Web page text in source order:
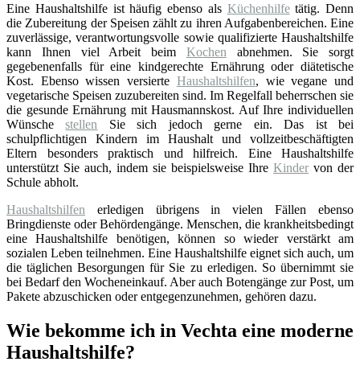
Eine Haushaltshilfe ist häufig ebenso als Küchenhilfetätig. Denn
die Zubereitung der Speisen zählt zu ihren Aufgabenbereichen. Eine
zuverlässige, verantwortungsvolle sowie qualifizierte Haushaltshilfe
kann Ihnen viel Arbeit beim Kochen abnehmen. Sie sorgt
gegebenenfalls für eine kindgerechte Ernährung oder diätetische
Kost. Ebenso wissen versierte Haushaltshilfen, wie vegane und
vegetarische Speisen zuzubereiten sind. Im Regelfall beherrschen sie
die gesunde Ernährung mit Hausmannskost. Auf Ihre individuellen
Wünschestellen Sie sich jedoch gerne ein. Das ist bei
schulpflichtigen Kindern im Haushalt und vollzeitbeschäftigten
Eltern besonders praktisch und hilfreich. Eine Haushaltshilfe
unterstützt Sie auch, indem sie beispielsweise Ihre Kinder von der
Schule abholt.
Haushaltshilfen erledigen übrigens in vielen Fällen ebenso
Bringdienste oder Behördengänge. Menschen, die krankheitsbedingt
eine Haushaltshilfe benötigen, können so wieder verstärkt am
sozialen Leben teilnehmen. Eine Haushaltshilfe eignet sich auch, um
die täglichen Besorgungen für Sie zu erledigen. So übernimmt sie
bei Bedarf den Wocheneinkauf. Aber auch Botengänge zur Post, um
Pakete abzuschicken oder entgegenzunehmen, gehören dazu.
Wie bekomme ich in Vechta eine moderne
Haushaltshilfe?